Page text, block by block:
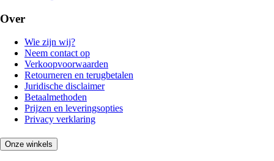
Over
Wie zijn wij?
Neem contact op
Verkoopvoorwaarden
Retourneren en terugbetalen
Juridische disclaimer
Betaalmethoden
Prijzen en leveringsopties
Privacy verklaring
Onze winkels